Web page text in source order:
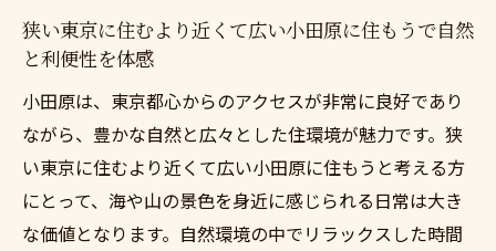
狭い東京に住むより近くて広い小田原に住もうで自然
と利便性を体感
小田原は、東京都心からのアクセスが非常に良好であり
ながら、豊かな自然と広々とした住環境が魅力です。狭
い東京に住むより近くて広い小田原に住もうと考える方
にとって、海や山の景色を身近に感じられる日常は大き
な価値となります。自然環境の中でリラックスした時間